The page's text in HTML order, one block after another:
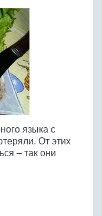
языка с
От этих
– так они